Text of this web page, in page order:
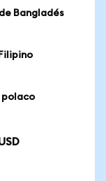
Bangladés
polaco